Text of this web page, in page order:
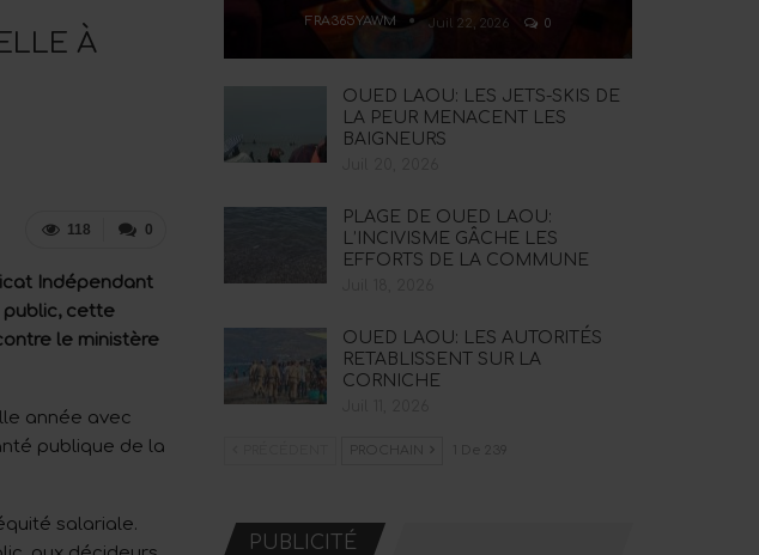
À
0
118
Indépendant
public, cette
le ministère
année avec
publique de la
salariale.
FRA365YAWM Juil 22, 2026 0
OUED LAOU: LES JETS-SKIS DE
LA PEUR MENACENT LES
BAIGNEURS
PLAGE DE OUED LAOU:
L’INCIVISME GÂCHE LES
EFFORTS DE LA COMMUNE
OUED LAOU: LES AUTORITÉS
RETABLISSENT SUR LA
CORNICHE
PROCHAIN 1 De 239
PUBLICITÉ